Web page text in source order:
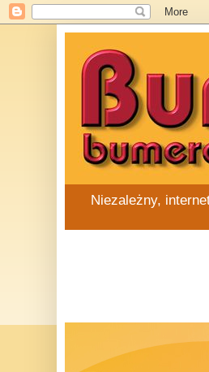
Niezależny,